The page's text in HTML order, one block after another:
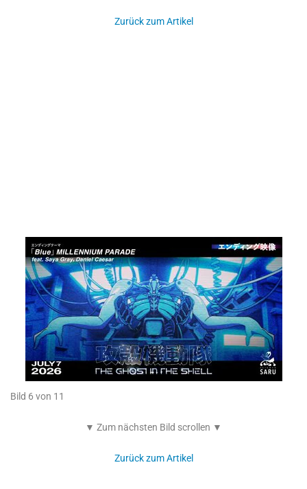
Zurück zum Artikel
Bild 6 von 11
▼ Zum nächsten Bild scrollen ▼
Zurück zum Artikel